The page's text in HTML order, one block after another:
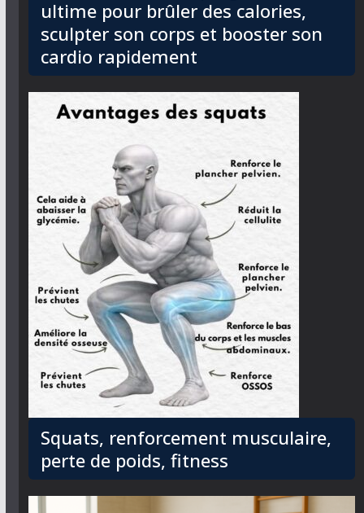
ultime pour brûler des calories,
sculpter son corps et booster son
cardio rapidement
Squats, renforcement musculaire,
perte de poids, fitness